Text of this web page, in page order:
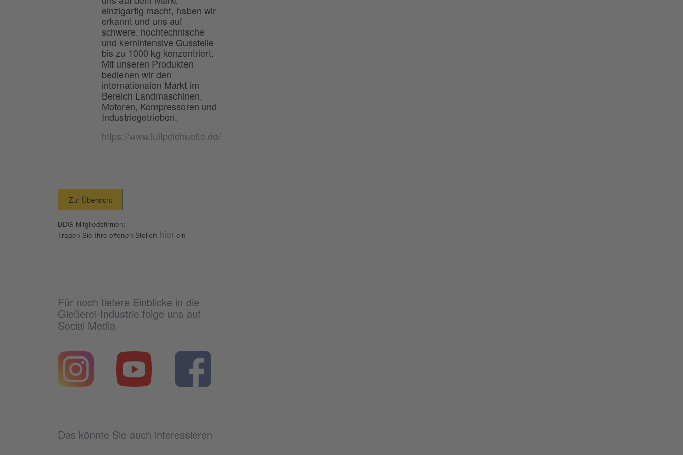
einzigartig macht, haben wir
erkannt und uns auf
schwere, hochtechnische
und kernintensive Gussteile
bis zu 1000 kg konzentriert.
Mit unseren Produkten
bedienen wir den
internationalen Markt im
Bereich Landmaschinen,
Motoren, Kompressoren und
Industriegetrieben.
https://www.luitpoldhuette.de/
Zur Übersicht
BDG-Mitgliedsfirmen:
Tragen Sie Ihre offenen Stellen hier ein
Für noch tiefere Einblicke in die
Gießerei-Industrie folge uns auf
Social Media
Das könnte Sie auch interessieren